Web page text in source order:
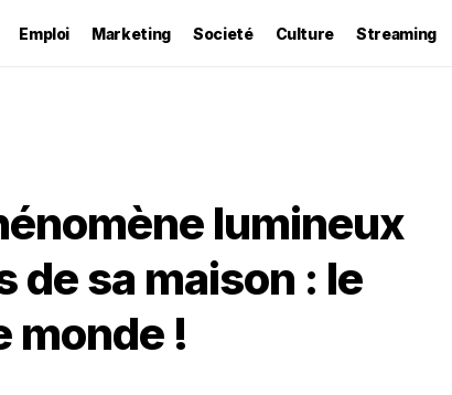
Emploi Marketing Societé Culture Streaming
lumineux
sa maison : le
monde !